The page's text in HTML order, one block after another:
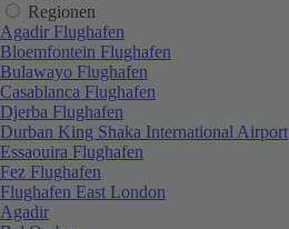
Regionen
Agadir Flughafen
Bloemfontein Flughafen
Bulawayo Flughafen
Casablanca Flughafen
Djerba Flughafen
Durban King Shaka International Airport
Essaouira Flughafen
Fez Flughafen
Flughafen East London
Agadir